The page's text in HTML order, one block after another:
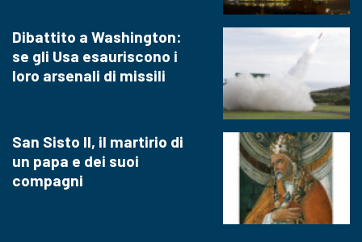
Dibattito a Washington:
se gli Usa esauriscono i
loro arsenali di missili
San Sisto II, il martirio di
un papa e dei suoi
compagni